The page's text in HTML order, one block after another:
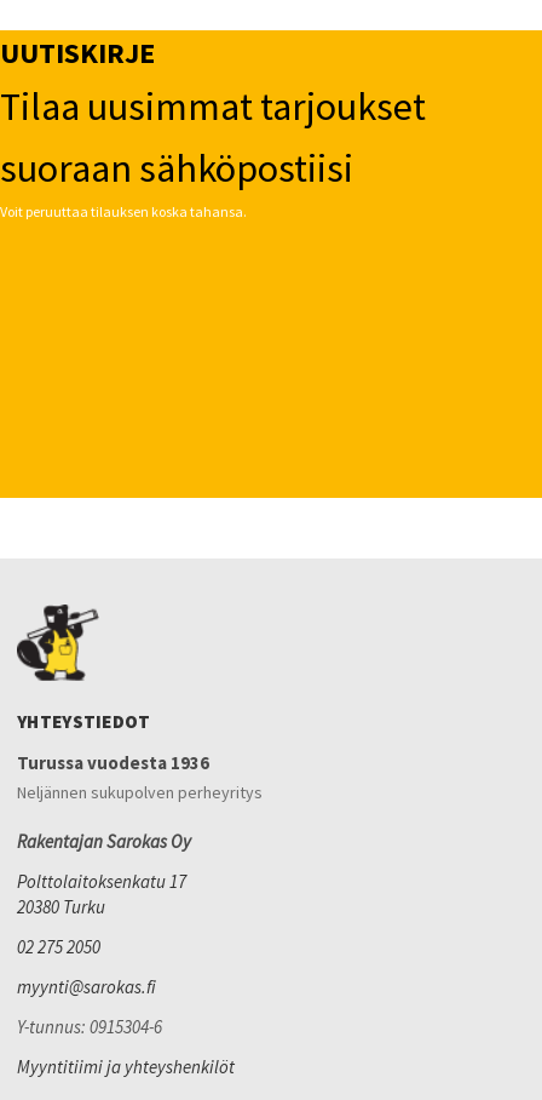
UUTISKIRJE
Tilaa uusimmat tarjoukset
suoraan sähköpostiisi
Voit peruuttaa tilauksen koska tahansa.
YHTEYSTIEDOT
Turussa vuodesta 1936
Neljännen sukupolven perheyritys
Rakentajan Sarokas Oy
Polttolaitoksenkatu 17
20380 Turku
02 275 2050
myynti@sarokas.fi
Y-tunnus: 0915304-6
Myyntitiimi ja yhteyshenkilöt